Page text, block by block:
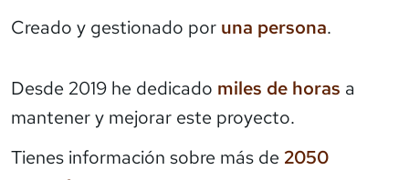
Creado y gestionado por una persona.
Desde 2019 he dedicado miles de horas a
mantener y mejorar este proyecto.
Tienes información sobre más de 2050